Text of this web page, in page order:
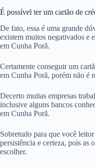
É possível ter um cartão de
De fato, essa é uma grande
existem muitos negativados e
em Cunha Porã.
Certamente conseguir um
em Cunha Porã, porém não é
Decerto muitas empresas
inclusive alguns bancos
em Cunha Porã.
Sobretudo para que você
persistência e certeza, pois as
escolher.